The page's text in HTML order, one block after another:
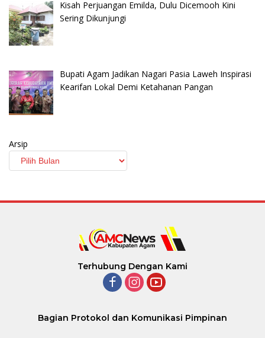
Kisah Perjuangan Emilda, Dulu Dicemooh Kini
Sering Dikunjungi
Bupati Agam Jadikan Nagari Pasia Laweh Inspirasi
Kearifan Lokal Demi Ketahanan Pangan
Arsip
Terhubung Dengan Kami
Bagian Protokol dan Komunikasi Pimpinan